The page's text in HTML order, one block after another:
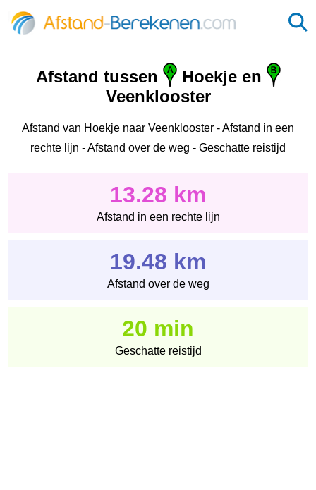
Afstand tussen
Hoekje en
Veenklooster
Afstand van Hoekje naar Veenklooster - Afstand in een
rechte lijn - Afstand over de weg - Geschatte reistijd
13.28 km
Afstand in een rechte lijn
19.48 km
Afstand over de weg
20 min
Geschatte reistijd